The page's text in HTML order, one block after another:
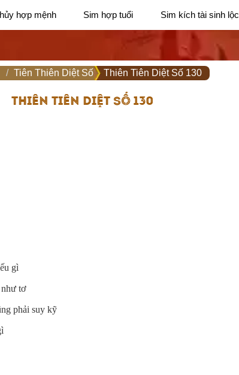
hợp mệnh Sim hợp tuổi Sim kích tài sinh lộc
Tiên Thiên Diệt Số Thiên Tiên Diệt Số 130
THIÊN TIÊN DIỆT SỐ 130
gì
tơ
phải suy kỹ